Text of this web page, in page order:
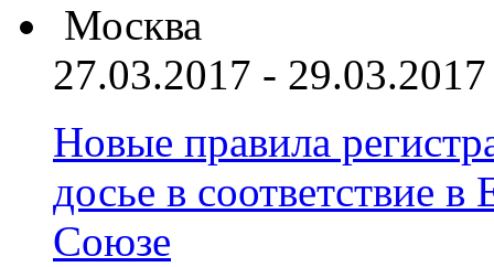
Москва
27.03.2017 - 29.03.2017
Новые правила
досье в соответствие
Союзе